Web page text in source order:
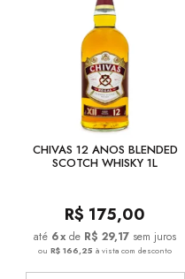
CHIVAS 12 ANOS BLENDED
SCOTCH WHISKY 1L
R$ 175,00
6x de R$ 29,17 sem juros
ouR$ 166,25à vista com desconto